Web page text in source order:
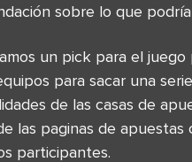
sobre lo que
un pick para el
para sacar una
de las casas de
las paginas de
participantes.